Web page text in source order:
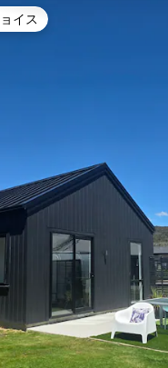
トチョイスです。
イス